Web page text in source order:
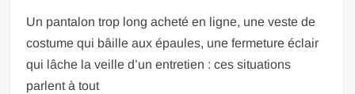
Un pantalon trop long acheté en ligne, une veste de
costume qui bâille aux épaules, une fermeture éclair
qui lâche la veille d’un entretien : ces situations
parlent à tout